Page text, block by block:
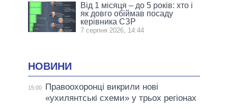
Від 1 місяця – до 5 років: хто і
як довго обіймав посаду
керівника СЗР
7 серпня 2026, 14:44
НОВИНИ
15:00
Правоохоронці викрили нові
«ухилянтські схеми» у трьох регіонах